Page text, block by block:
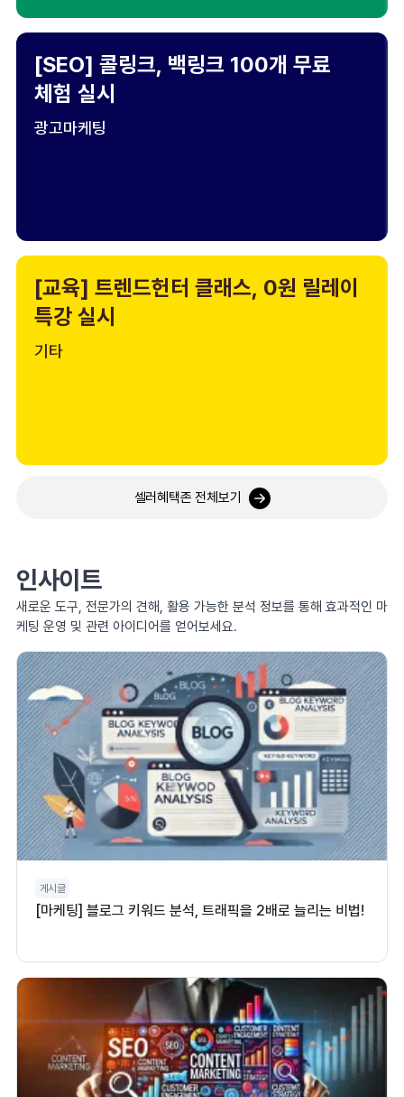
[SEO] 콜링크, 백링크 100개 무료
체험 실시
광고마케팅
[교육] 트렌드헌터 클래스, 0원 릴레이
특강 실시
기타
셀러혜택존 전체보기
인사이트
새로운 도구, 전문가의 견해, 활용 가능한 분석 정보를 통해 효과적인 마
케팅 운영 및 관련 아이디어를 얻어보세요.
게시글
[마케팅] 블로그 키워드 분석, 트래픽을 2배로 늘리는 비법!